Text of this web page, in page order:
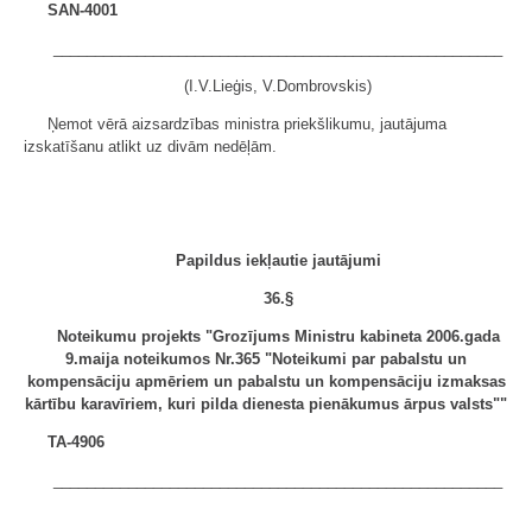
SAN-4001
(I.V.Lieģis, V.Dombrovskis)
Ņemot vērā aizsardzības ministra priekšlikumu, jautājuma
izskatīšanu atlikt uz divām nedēļām.
Papildus iekļautie jautājumi
36.§
Noteikumu projekts "Grozījums Ministru kabineta 2006.gada
9.maija noteikumos Nr.365 "Noteikumi par pabalstu un
kompensāciju apmēriem un pabalstu un kompensāciju izmaksas
kārtību karavīriem, kuri pilda dienesta pienākumus ārpus valsts""
TA-4906